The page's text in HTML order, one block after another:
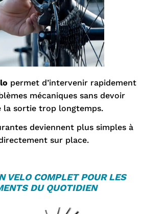
permet d’intervenir rapidement
mécaniques sans devoir
la sortie trop longtemps.
deviennent plus simples à
sur place.
VELO COMPLET POUR LES
DU QUOTIDIEN